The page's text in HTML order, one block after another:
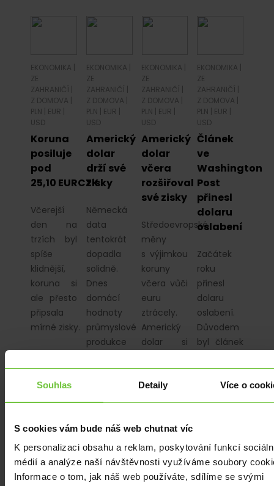
Souhlas Detaily Více o
S cookies vám bude náš web chutnat víc
K personalizaci obsahu a reklam, poskytování funkcí
médií a analýze naší návštěvnosti využíváme soubory
Informace o tom, jak náš web používáte, sdílíme se svými
EKONOMIKA
ZE
ZAHRANIČÍ
Z DOMOVA
PLN
EUR
USD
Koruna
posiluje
pod
25,10 EURCZK
Včerejší
den na
trzích byl
spíše
klidnější,
koruna si
ale přesto
připsala
mírné zisky.
EKONOMIKA
ZE
ZAHRANIČÍ
Z DOMOVA
PLN
EUR
USD
Americký
dolar
drží své
zisky
Německá
data
tentokrát
dopadla
solidně.
Dnes
domácí
hodnoty
průmyslové
produkce
nezaměstnanosti.
dorazí
EKONOMIKA
ZE
ZAHRANIČÍ
Z DOMOVA
PLN
EUR
USD
Americký
dolar
včera
rozšiřoval
své zisky
Středoevropské
měny
s výjimkou
koruny
včera vůči
euru
ztrácely.
Americký
dolar si
zisky a na
hlavním
měnovém
tak stále…
EKONOMIKA
ZE
ZAHRANIČÍ
Z DOMOVA
PLN
EUR
USD
Článek
ve
Washington
Post
přinesl
dolaru
oslabení
Začátek
roku
přinesl
dolaru
oslabení.
Důvodem
byl článek
novinách.
inflace
obchodní
bilance.